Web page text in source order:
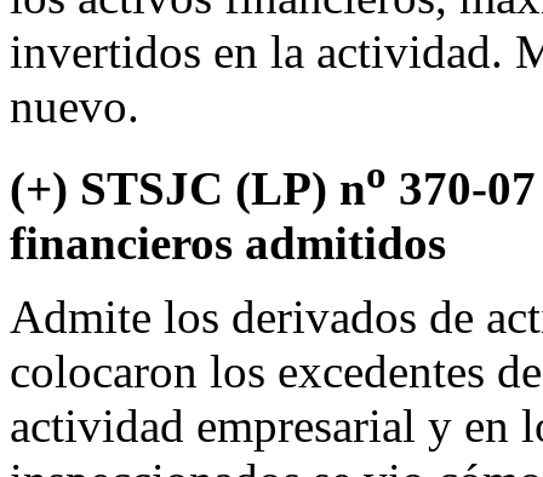
invertidos en la actividad.
nuevo.
(+) STSJC (LP) no 370-
financieros admitidos
Admite los derivados de
colocaron los excedentes
actividad empresarial y en